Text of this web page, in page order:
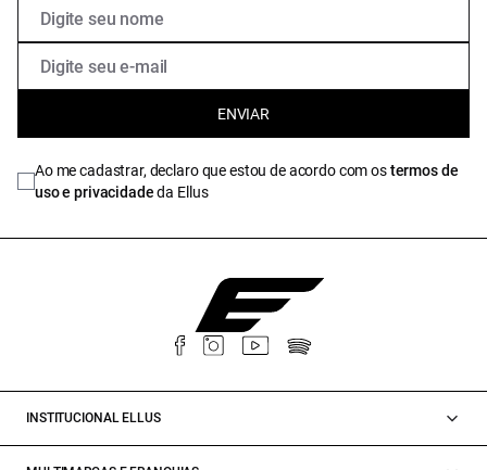
ENVIAR
Ao me cadastrar, declaro que estou de acordo com ostermos de
uso e privacidadeda Ellus
INSTITUCIONAL ELLUS